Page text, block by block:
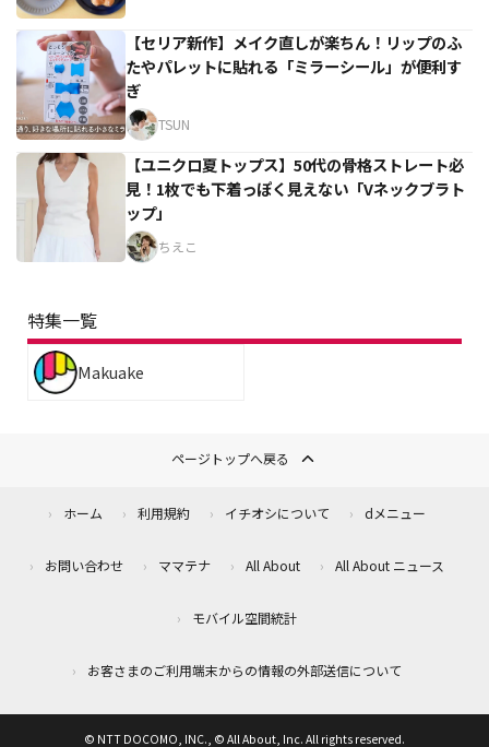
【セリア新作】メイク直しが楽ちん！リップのふ
たやパレットに貼れる「ミラーシール」が便利す
ぎ
TSUN
【ユニクロ夏トップス】50代の骨格ストレート必
見！1枚でも下着っぽく見えない「Vネックブラト
ップ」
ちえこ
特集一覧
Makuake
ページトップへ戻る
ホーム 利用規約 イチオシについて dメニュー
お問い合わせ ママテナ All About All About ニュース
モバイル空間統計
お客さまのご利用端末からの情報の外部送信について
© NTT DOCOMO, INC., © All About, Inc. All rights reserved.